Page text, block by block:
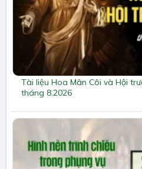
Tài liệu Hoa Mân Côi và Hội
tháng 8.2026